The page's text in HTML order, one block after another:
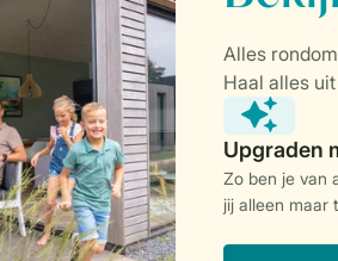
Zo ben je van
jij alleen maar